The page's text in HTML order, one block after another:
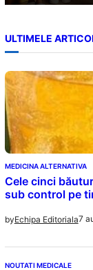
ULTIMELE
MEDICINA ALTERNATIVA
Cele cinci
sub control pe
byEchipa Editoriala7
NOUTATI MEDICALE